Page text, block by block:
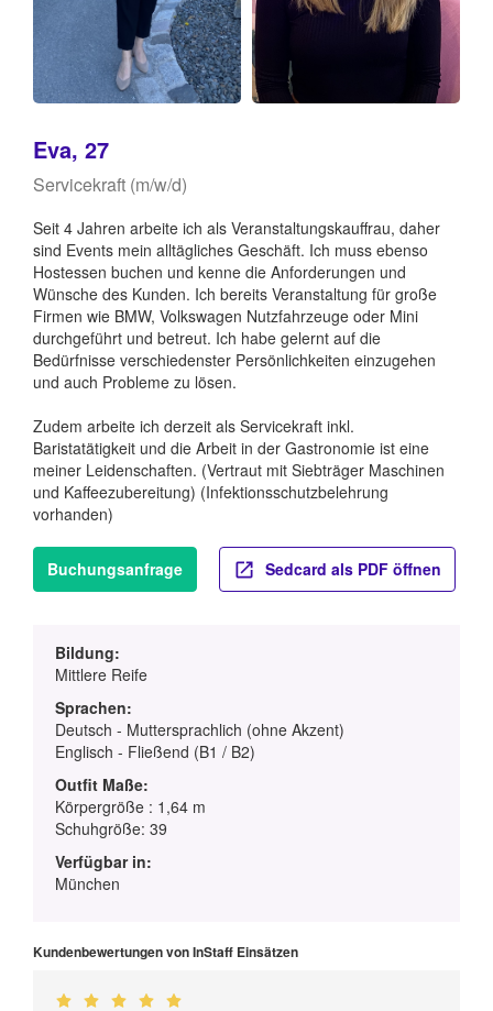
Eva, 27
Servicekraft (m/w/d)
Seit 4 Jahren arbeite ich als Veranstaltungskauffrau, daher
sind Events mein alltägliches Geschäft. Ich muss ebenso
Hostessen buchen und kenne die Anforderungen und
Wünsche des Kunden. Ich bereits Veranstaltung für große
Firmen wie BMW, Volkswagen Nutzfahrzeuge oder Mini
durchgeführt und betreut. Ich habe gelernt auf die
Bedürfnisse verschiedenster Persönlichkeiten einzugehen
und auch Probleme zu lösen.
Zudem arbeite ich derzeit als Servicekraft inkl.
Baristatätigkeit und die Arbeit in der Gastronomie ist eine
meiner Leidenschaften. (Vertraut mit Siebträger Maschinen
und Kaffeezubereitung) (Infektionsschutzbelehrung
vorhanden)
Buchungsanfrage Sedcard als PDF öffnen
Bildung:
Mittlere Reife
Sprachen:
Deutsch - Muttersprachlich (ohne Akzent)
Englisch - Fließend (B1 / B2)
Outfit Maße:
Körpergröße : 1,64 m
Schuhgröße: 39
Verfügbar in:
München
Kundenbewertungen von InStaff Einsätzen